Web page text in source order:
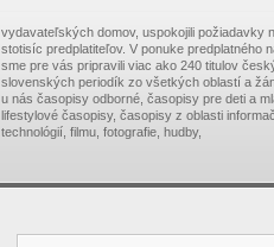
vydavateľských domov, uspokojili požiadavky
stotisíc predplatiteľov. V ponuke predplatného
sme pre vás pripravili viac ako 240 titulov
slovenských periodík zo všetkých oblastí a
u nás časopisy odborné, časopisy pre deti a
lifestylové časopisy, časopisy z oblasti
technológií, filmu, fotografie, hudby,